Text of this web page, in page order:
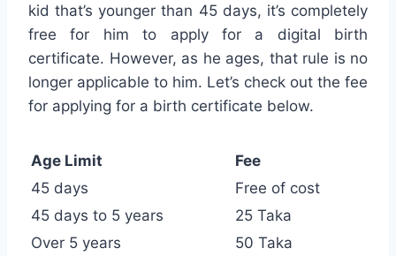
kid that’s younger than 45 days, it’s completely
free for him to apply for a digital birth
certificate. However, as he ages, that rule is no
longer applicable to him. Let’s check out the fee
for applying for a birth certificate below.
Age Limit
Fee
45 days
Free of cost
45 days to 5 years
25 Taka
Over 5 years
50 Taka